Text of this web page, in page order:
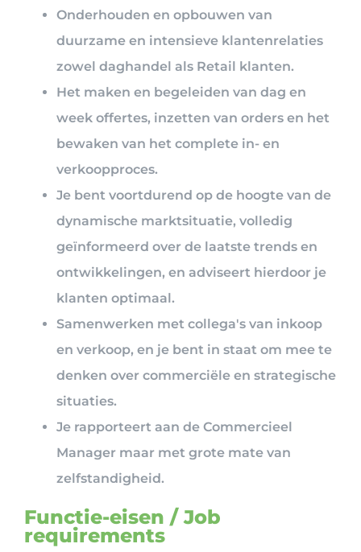
Onderhouden en opbouwen van
duurzame en intensieve klantenrelaties
zowel daghandel als Retail klanten.
Het maken en begeleiden van dag en
week offertes, inzetten van orders en het
bewaken van het complete in- en
verkoopproces.
Je bent voortdurend op de hoogte van de
dynamische marktsituatie, volledig
geïnformeerd over de laatste trends en
ontwikkelingen, en adviseert hierdoor je
klanten optimaal.
Samenwerken met collega's van inkoop
en verkoop, en je bent in staat om mee te
denken over commerciële en strategische
situaties.
Je rapporteert aan de Commercieel
Manager maar met grote mate van
zelfstandigheid.
Functie-eisen / Job
requirements